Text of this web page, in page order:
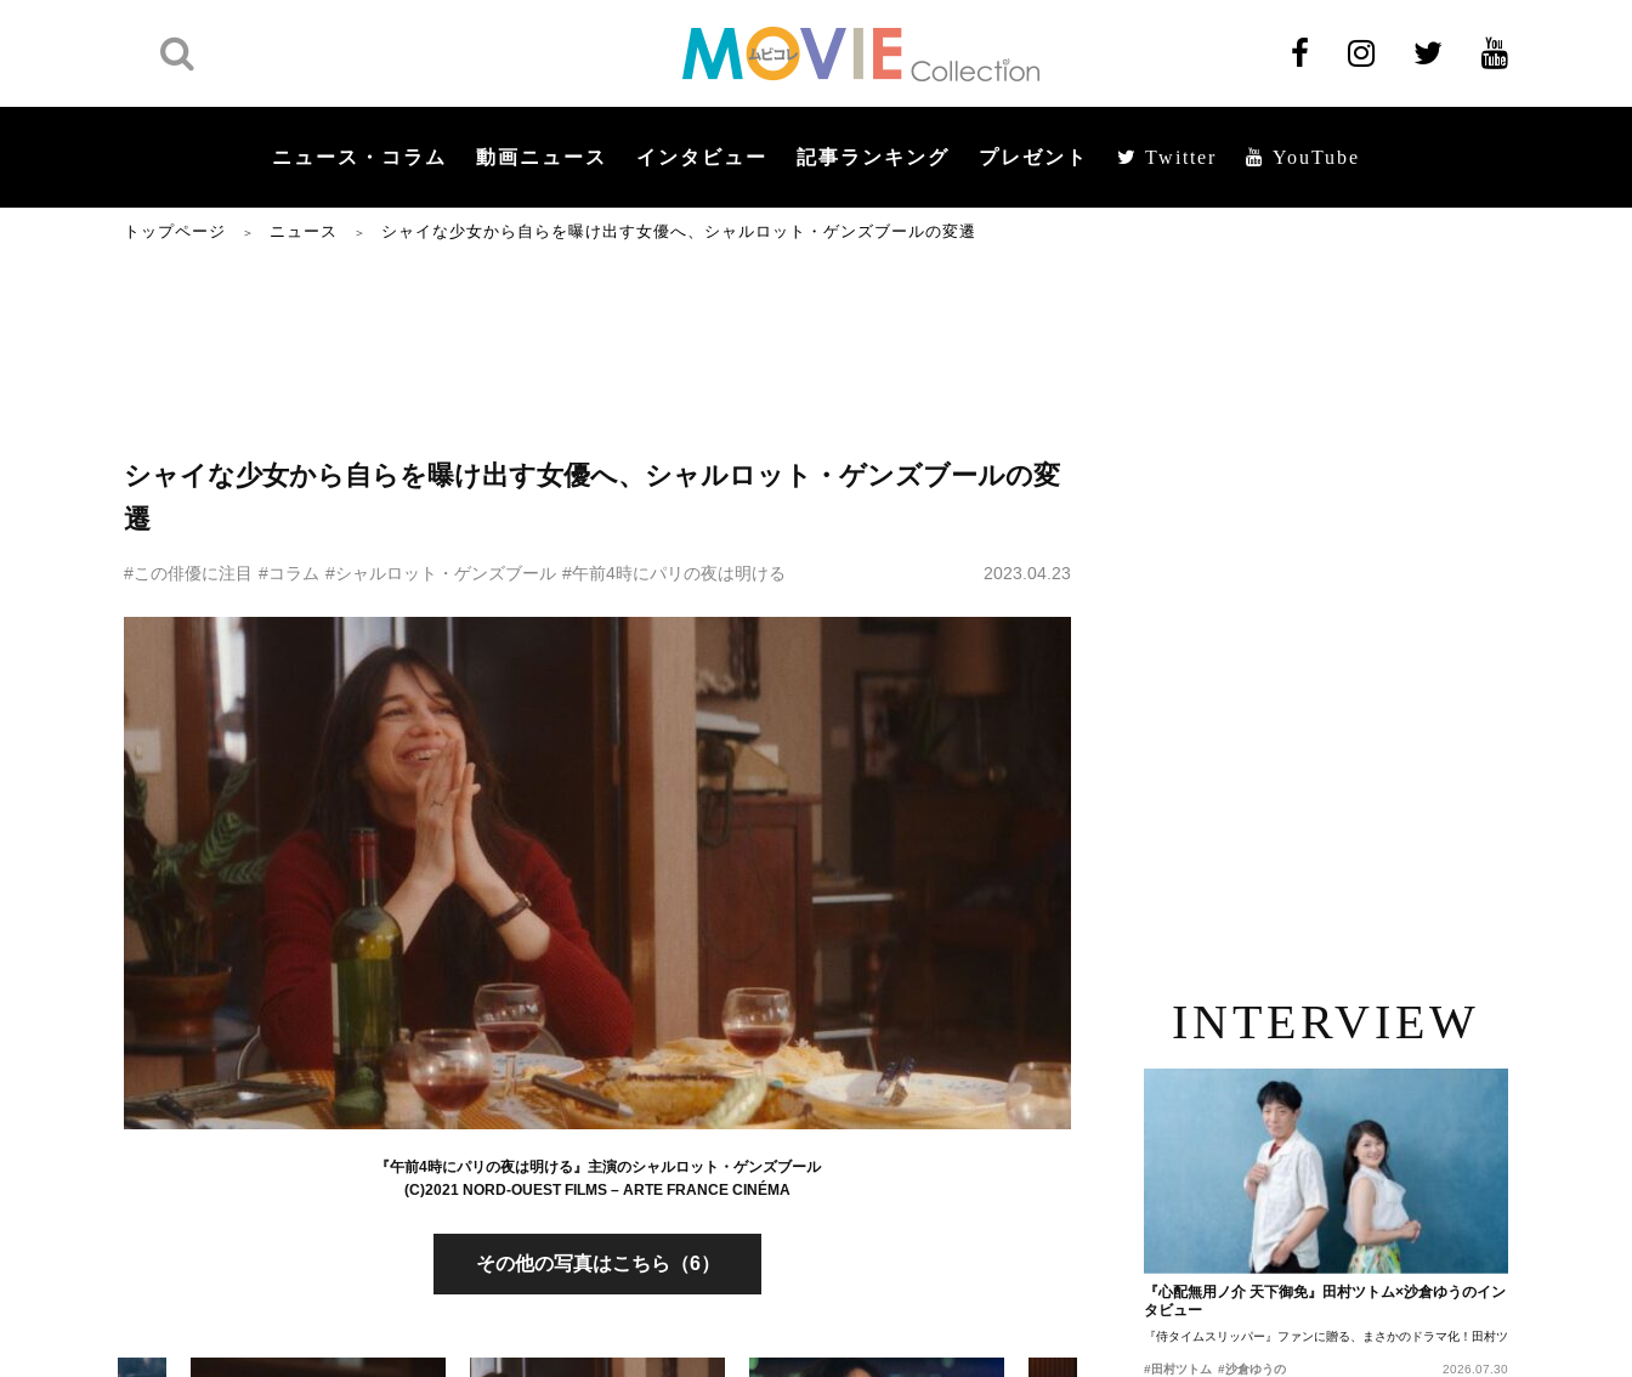
ニュース・コラム 動画ニュース インタビュー 記事ランキング プレゼント Twitter YouTube
トップページ ＞ ニュース ＞ シャイな少女から自らを曝け出す女優へ、シャルロット・ゲンズブールの変遷
シャイな少女から自らを曝け出す女優へ、シャルロット・ゲンズブールの変
遷
#この俳優に注目 #コラム #シャルロット・ゲンズブール #午前4時にパリの夜は明ける 2023.04.23
『午前4時にパリの夜は明ける』主演のシャルロット・ゲンズブール
(C)2021 NORD-OUEST FILMS – ARTE FRANCE CINÉMA
その他の写真はこちら（6）
INTERVIEW
『心配無用ノ介 天下御免』田村ツトム×沙倉ゆうのイン
タビュー
『侍タイムスリッパー』ファンに贈る、まさかのドラマ化！田村ツトム×沙倉ゆうのが語
#田村ツトム #沙倉ゆうの 2026.07.30